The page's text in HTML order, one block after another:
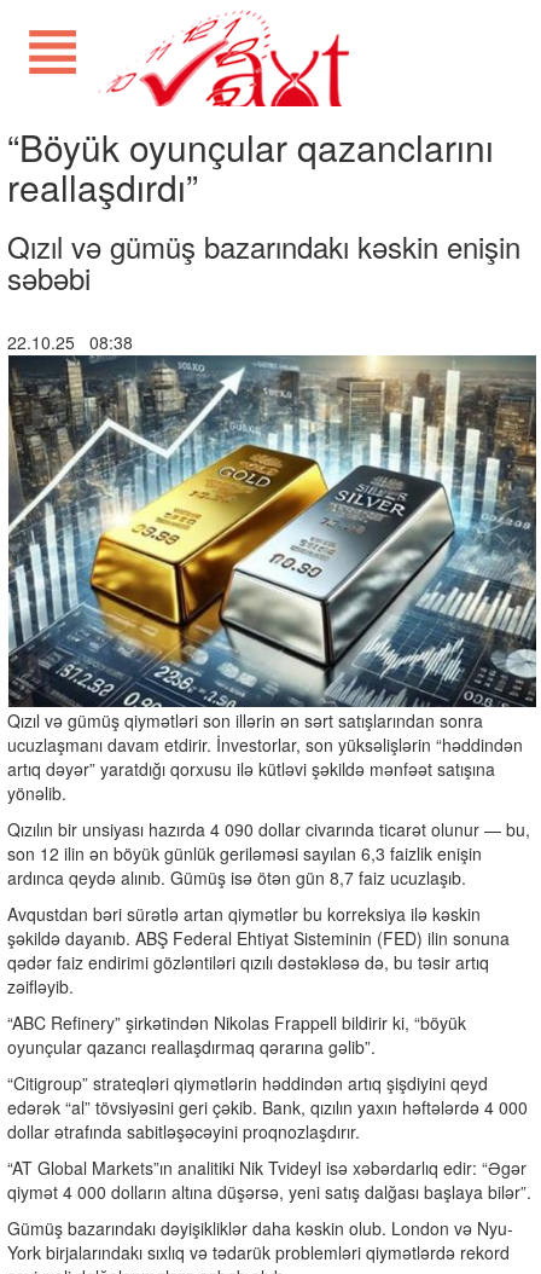
“Böyük oyunçular qazanclarını
reallaşdırdı”
Qızıl və gümüş bazarındakı kəskin enişin
səbəbi
22.10.25 08:38
Qızıl və gümüş qiymətləri son illərin ən sərt satışlarından sonra
ucuzlaşmanı davam etdirir. İnvestorlar, son yüksəlişlərin “həddindən
artıq dəyər” yaratdığı qorxusu ilə kütləvi şəkildə mənfəət satışına
yönəlib.
Qızılın bir unsiyası hazırda 4 090 dollar civarında ticarət olunur — bu,
son 12 ilin ən böyük günlük geriləməsi sayılan 6,3 faizlik enişin
ardınca qeydə alınıb. Gümüş isə ötən gün 8,7 faiz ucuzlaşıb.
Avqustdan bəri sürətlə artan qiymətlər bu korreksiya ilə kəskin
şəkildə dayanıb. ABŞ Federal Ehtiyat Sisteminin (FED) ilin sonuna
qədər faiz endirimi gözləntiləri qızılı dəstəkləsə də, bu təsir artıq
zəifləyib.
“ABC Refinery” şirkətindən Nikolas Frappell bildirir ki, “böyük
oyunçular qazancı reallaşdırmaq qərarına gəlib”.
“Citigroup” strateqləri qiymətlərin həddindən artıq şişdiyini qeyd
edərək “al” tövsiyəsini geri çəkib. Bank, qızılın yaxın həftələrdə 4 000
dollar ətrafında sabitləşəcəyini proqnozlaşdırır.
“AT Global Markets”ın analitiki Nik Tvideyl isə xəbərdarlıq edir: “Əgər
qiymət 4 000 dolların altına düşərsə, yeni satış dalğası başlaya bilər”.
Gümüş bazarındakı dəyişikliklər daha kəskin olub. London və Nyu-
York birjalarındakı sıxlıq və tədarük problemləri qiymətlərdə rekord